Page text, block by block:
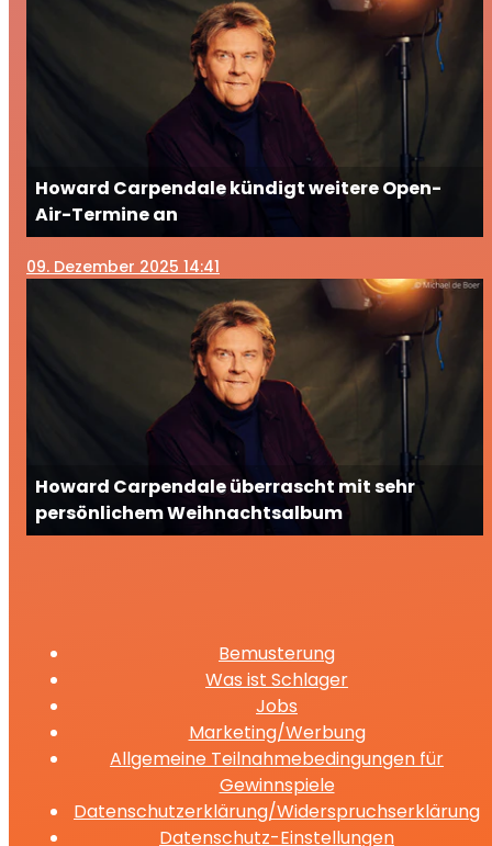
Howard Carpendale kündigt weitere Open-
Air-Termine an
09. Dezember 2025 14:41
Howard Carpendale überrascht mit sehr
persönlichem Weihnachtsalbum
Bemusterung
Was ist Schlager
Jobs
Marketing/Werbung
Allgemeine Teilnahmebedingungen für
Gewinnspiele
Datenschutzerklärung/Widerspruchserklärung
Datenschutz-Einstellungen